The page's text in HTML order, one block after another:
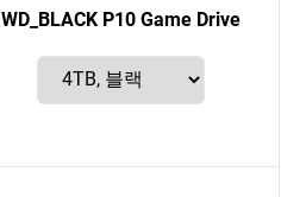
WD_BLACK P10 Game Drive